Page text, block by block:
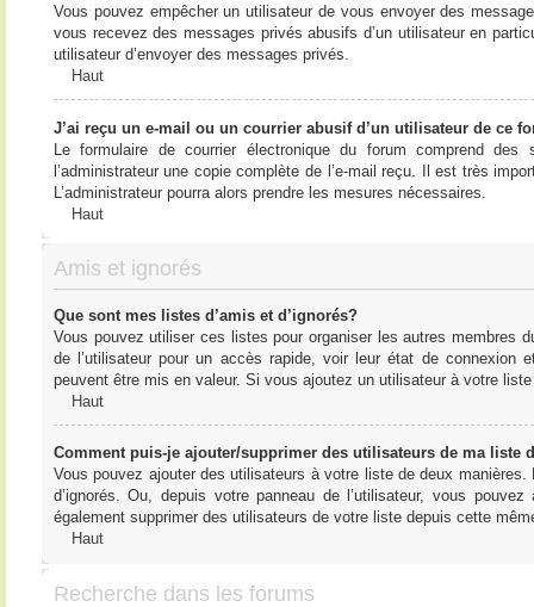
Vous pouvez empêcher un utilisateur de vous envoyer des
vous recevez des messages privés abusifs d’un utilisateur en
utilisateur d’envoyer des messages privés.
Haut
J’ai reçu un e-mail ou un courrier abusif d’un utilisateur de ce
Le formulaire de courrier électronique du forum comprend
l’administrateur une copie complète de l’e-mail reçu. Il est très
L’administrateur pourra alors prendre les mesures nécessaires.
Haut
Amis et ignorés
Que sont mes listes d’amis et d’ignorés?
Vous pouvez utiliser ces listes pour organiser les autres membres
de l’utilisateur pour un accès rapide, voir leur état de connexion
peuvent être mis en valeur. Si vous ajoutez un utilisateur à votre
Haut
Comment puis-je ajouter/supprimer des utilisateurs de ma liste
Vous pouvez ajouter des utilisateurs à votre liste de deux
d’ignorés. Ou, depuis votre panneau de l’utilisateur, vous
également supprimer des utilisateurs de votre liste depuis cette
Haut
Recherche dans les forums